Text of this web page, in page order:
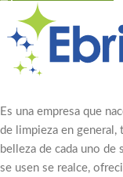
Es una empresa que
de limpieza en
belleza de cada uno de
se usen se realce,